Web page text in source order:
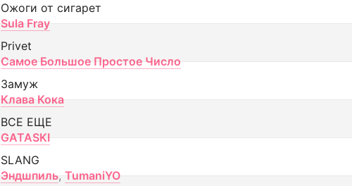
Ожоги от сигарет
Sula Fray
Privet
Самое Большое Простое Число
Замуж
Клава Кока
ВСЕ ЕЩЕ
GATASKI
SLANG
Эндшпиль, TumaniYO